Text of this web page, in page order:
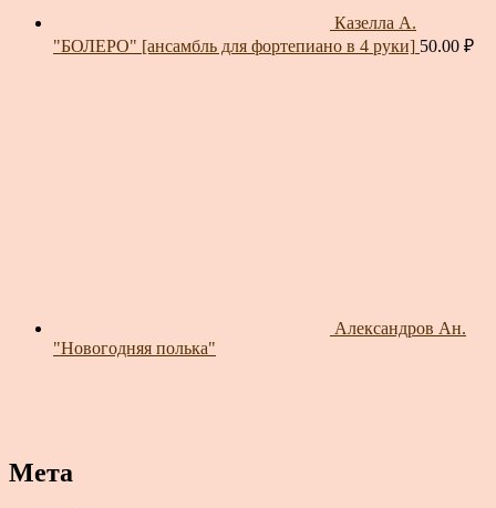
Казелла А.
"БОЛЕРО" [ансамбль для фортепиано в 4 руки] 50.00 ₽
Александров Ан.
"Новогодняя полька"
Мета